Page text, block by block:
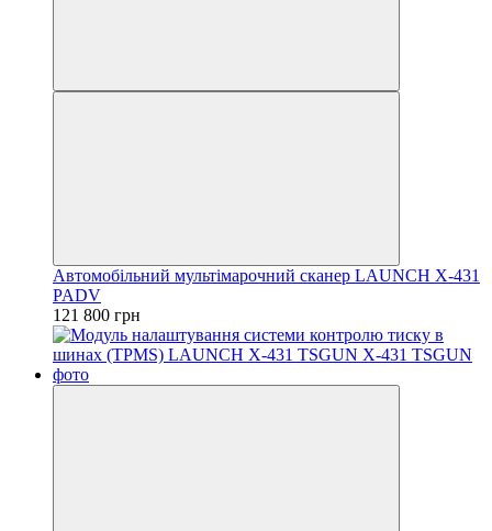
Автомобільний мультімарочний сканер LAUNCH X-431
PADV
121 800 грн